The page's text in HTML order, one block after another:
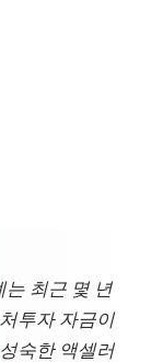
는 최근 몇 년
투자 자금이
숙한 액셀러